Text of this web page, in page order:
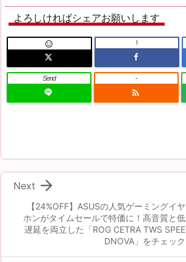
よろしければシェアお願いします
 !
Send

-
【24%OFF】ASUSの人気ゲーミングイヤ
ホンがタイムセールで特価に！高音質と低
遅延を両立した「ROG CETRA TWS SPEE
DNOVA」をチェック

Next